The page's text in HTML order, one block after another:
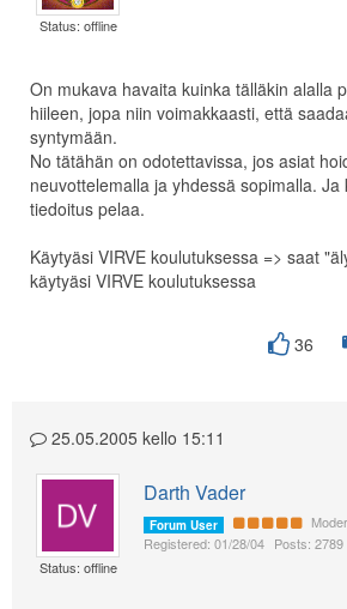
Status: offline
On mukava havaita kuinka tälläkin alalla
hiileen, jopa niin voimakkaasti, että
syntymään.
No tätähän on odotettavissa, jos asiat
neuvottelemalla ja yhdessä sopimalla. Ja
tiedoitus pelaa.
Käytyäsi VIRVE koulutuksessa => saat
käytyäsi VIRVE koulutuksessa
36
25.05.2005 kello 15:11
Status: offline
Darth Vader
Forum User
Registered: 01/28/04 Posts: 2789